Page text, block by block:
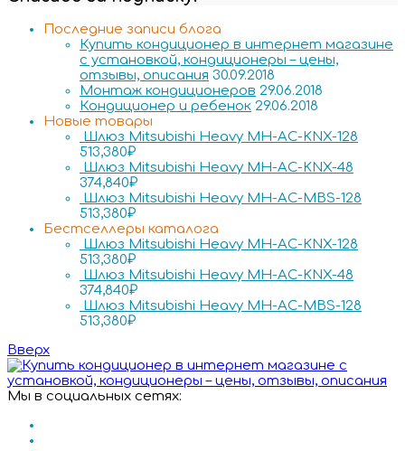
Последние записи блога
Купить кондиционер в интернет магазине
с установкой, кондиционеры – цены,
отзывы, описания 30.09.2018
Монтаж кондиционеров 29.06.2018
Кондиционер и ребенок 29.06.2018
Новые товары
Шлюз Mitsubishi Heavy MH-AC-KNX-128
513,380₽
Шлюз Mitsubishi Heavy MH-AC-KNX-48
374,840₽
Шлюз Mitsubishi Heavy MH-AC-MBS-128
513,380₽
Бестселлеры каталога
Шлюз Mitsubishi Heavy MH-AC-KNX-128
513,380₽
Шлюз Mitsubishi Heavy MH-AC-KNX-48
374,840₽
Шлюз Mitsubishi Heavy MH-AC-MBS-128
513,380₽
Вверх
Мы в социальных сетях: